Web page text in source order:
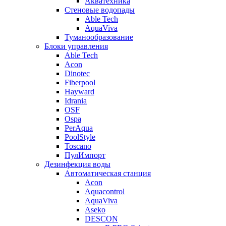
Стеновые водопады
Able Tech
AquaViva
Туманообразование
Блоки управления
Able Tech
Acon
Dinotec
Fiberpool
Hayward
Idrania
OSF
Ospa
PerAqua
PoolStyle
Toscano
ПулИмпорт
Дезинфекция воды
Автоматическая станция
Acon
Aquacontrol
AquaViva
Aseko
DESCON